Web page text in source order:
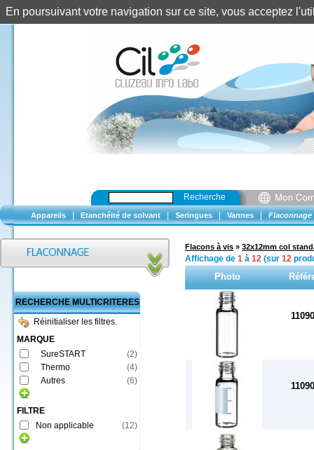
Recherche
Appareils Etanchéité de solvant Seringues Vannes Flaconnage
RECHERCHE MULTICRITERES
Réinitialiser les filtres.
MARQUE
SureSTART
(2)
Thermo
(4)
Autres
(6)
FILTRE
Non applicable
(12)
Flacons à vis » 32x12mm col
Affichage de 1 à 12 (sur 12
Photo
En poursuivant votre navigation sur ce site, vous acceptez